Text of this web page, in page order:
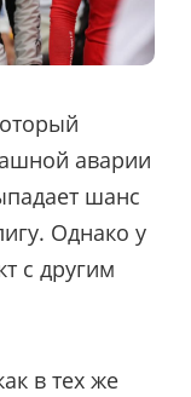
аварии
шанс
Однако у
с другим
в тех же